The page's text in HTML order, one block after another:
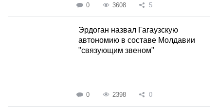
0 3608 5
Эрдоган назвал Гагаузскую
автономию в составе Молдавии
"связующим звеном"
0 2398 0